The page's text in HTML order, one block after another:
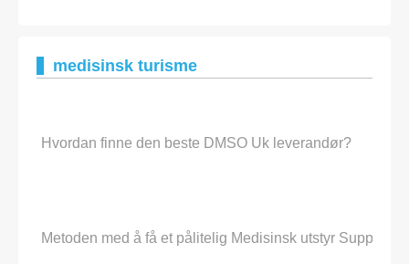
medisinsk turisme
Hvordan finne den beste DMSO Uk leverandør?
Metoden med å få et pålitelig Medisinsk utstyr Supplier